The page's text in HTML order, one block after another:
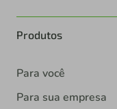
Produtos
Para você
Para sua empresa